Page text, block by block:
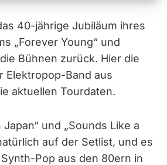
40-jährige Jubiläum ihres
„Forever Young“ und
Bühnen zurück. Hier die
Elektropop-Band aus
aktuellen Tourdaten.
und „Sounds Like a
auf der Setlist, und es
Pop aus den 80ern in